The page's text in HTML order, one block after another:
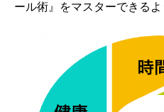
ール術』をマスターできるよ